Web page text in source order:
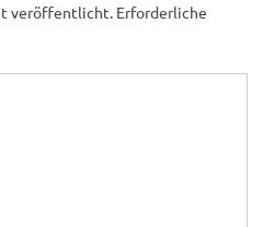
veröffentlicht. Erforderliche